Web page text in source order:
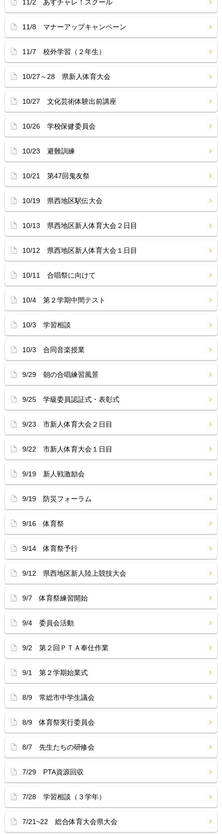
11/2 あすチャレ！スクール
11/8 マナーアップキャンペーン
11/7 校外学習（２年生）
10/27～28 県新人体育大会
10/27 文化芸術体験出前講座
10/26 学校保健委員会
10/23 避難訓練
10/21 第47回鬼友祭
10/19 県西地区駅伝大会
10/13 県西地区新人体育大会２日目
10/12 県西地区新人体育大会１日目
10/11 合唱祭に向けて
10/4 第２学期中間テスト
10/3 学習相談
10/3 合同音楽授業
9/29 朝の合唱練習風景
9/25 学級委員認証式・表彰式
9/23 市新人体育大会２日目
9/22 市新人体育大会１日目
9/19 新人戦激励会
9/19 防災フォーラム
9/16 体育祭
9/14 体育祭予行
9/12 県西地区新人陸上競技大会
9/7 体育祭練習開始
9/4 委員会活動
9/2 第２回ＰＴＡ奉仕作業
9/1 第２学期始業式
8/9 常総市中学生議会
8/9 体育祭実行委員会
8/7 先生たちの研修会
7/29 PTA資源回収
7/28 学習相談（３学年）
7/21~22 総合体育大会県大会